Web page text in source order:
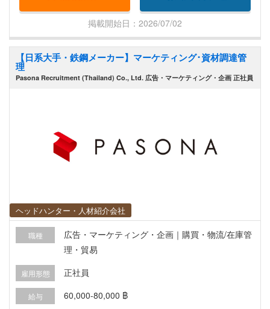
掲載開始日：2026/07/02
【日系大手・鉄鋼メーカー】マーケティング･資材調達管
理
Pasona Recruitment (Thailand) Co., Ltd. 広告・マーケティング・企画 正社員
ヘッドハンター・人材紹介会社
職種
広告・マーケティング・企画｜購買・物流/在庫管
理・貿易
雇用形態 正社員
給与 60,000-80,000 ฿